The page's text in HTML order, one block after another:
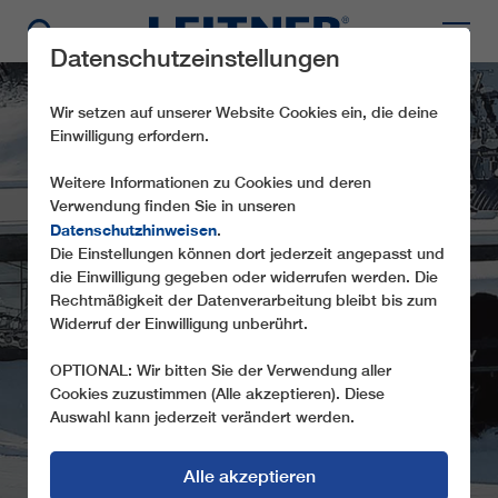
GD10 POINTE DE LA
MASSE
Datenschutzeinstellungen
Wir setzen auf unserer Website Cookies ein, die deine
Einwilligung erfordern.
Weitere Informationen zu Cookies und deren
Verwendung finden Sie in unseren
Datenschutzhinweisen.
Die Einstellungen können dort jederzeit angepasst und
die Einwilligung gegeben oder widerrufen werden. Die
Rechtmäßigkeit der Datenverarbeitung bleibt bis zum
Widerruf der Einwilligung unberührt.
OPTIONAL: Wir bitten Sie der Verwendung aller
Cookies zuzustimmen (Alle akzeptieren). Diese
Auswahl kann jederzeit verändert werden.
Alle akzeptieren